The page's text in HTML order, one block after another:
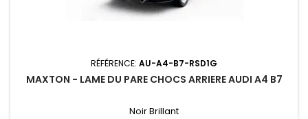
RÉFÉRENCE: AU-A4-B7-RSD1G
MAXTON - LAME DU PARE CHOCS ARRIERE AUDI A4 B7
Noir Brillant